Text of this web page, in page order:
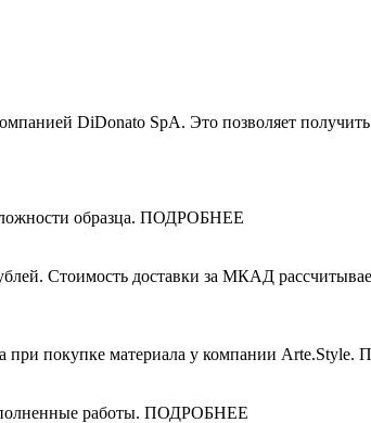
DiDonato SpA. Это позволяет
сложности образца. ПОДРОБНЕЕ
Стоимость доставки за МКАД
при покупке материала у компании
работы. ПОДРОБНЕЕ